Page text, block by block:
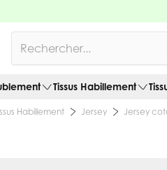
Tissus Habillement
Habillement Jersey Jersey